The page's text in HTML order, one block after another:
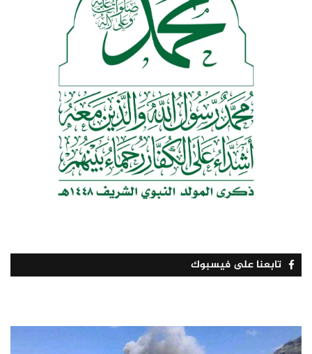
تابعنا على فيسبوك